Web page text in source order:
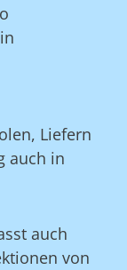
Liefern
auch in
auch
von